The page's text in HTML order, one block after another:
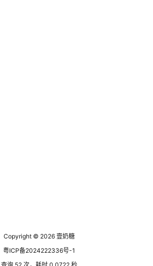
Copyright © 2026 壹奶糖
粤ICP备2024222336号-1